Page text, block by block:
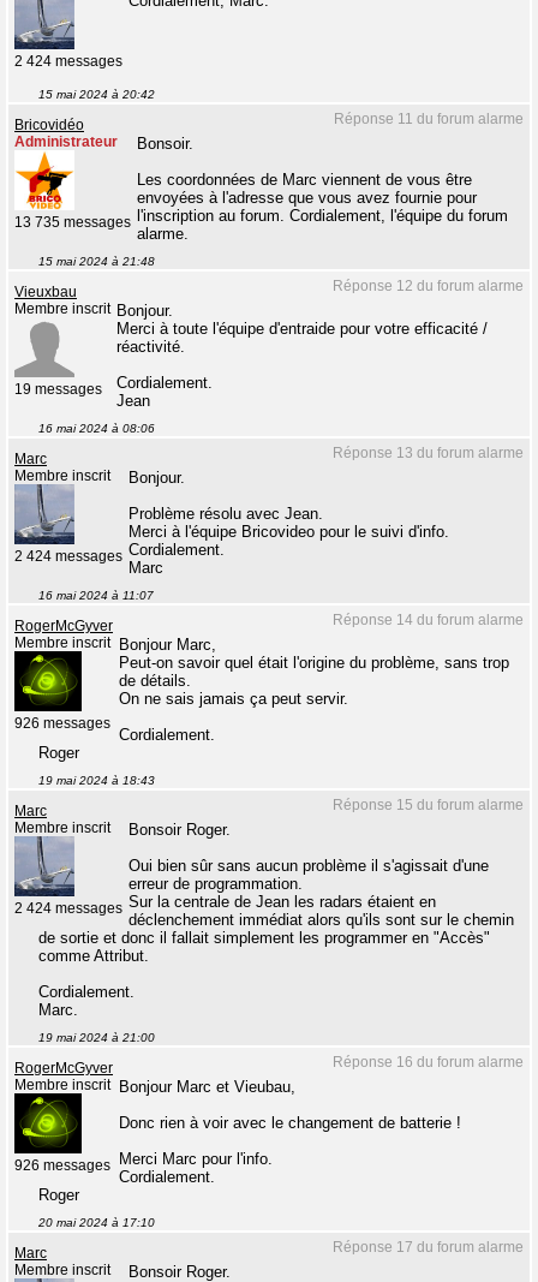
2 424 messages
15 mai 2024 à 20:42
Réponse 11 du forum alarme
Bricovidéo
Administrateur
13 735 messages
Bonsoir.
Les coordonnées de Marc viennent de vous être
envoyées à l'adresse que vous avez fournie pour
l'inscription au forum. Cordialement, l'équipe du forum
alarme.
15 mai 2024 à 21:48
Réponse 12 du forum alarme
Vieuxbau
Membre inscrit
19 messages
Bonjour.
Merci à toute l'équipe d'entraide pour votre efficacité /
réactivité.
Cordialement.
Jean
16 mai 2024 à 08:06
Réponse 13 du forum alarme
Marc
Membre inscrit
2 424 messages
Bonjour.
Problème résolu avec Jean.
Merci à l'équipe Bricovideo pour le suivi d'info.
Cordialement.
Marc
16 mai 2024 à 11:07
Réponse 14 du forum alarme
RogerMcGyver
Membre inscrit
926 messages
Bonjour Marc,
Peut-on savoir quel était l'origine du problème, sans trop
de détails.
On ne sais jamais ça peut servir.
Cordialement.
Roger
19 mai 2024 à 18:43
Réponse 15 du forum alarme
Marc
Membre inscrit
2 424 messages
Bonsoir Roger.
Oui bien sûr sans aucun problème il s'agissait d'une
erreur de programmation.
Sur la centrale de Jean les radars étaient en
déclenchement immédiat alors qu'ils sont sur le chemin
de sortie et donc il fallait simplement les programmer en "Accès"
comme Attribut.
Cordialement.
Marc.
19 mai 2024 à 21:00
Réponse 16 du forum alarme
RogerMcGyver
Membre inscrit
926 messages
Bonjour Marc et Vieubau,
Donc rien à voir avec le changement de batterie !
Merci Marc pour l'info.
Cordialement.
Roger
20 mai 2024 à 17:10
Réponse 17 du forum alarme
Marc
Membre inscrit
Bonsoir Roger.